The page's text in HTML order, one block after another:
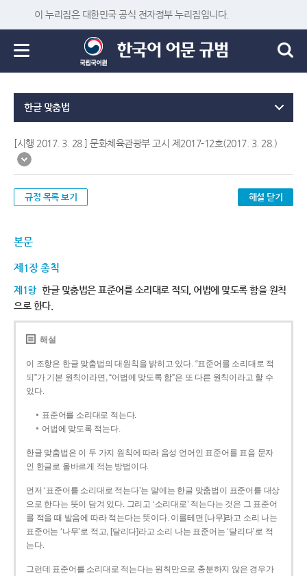
이 누리집은 대한민국 공식 전자정부 누리집입니다.
한글 맞춤법
[시행 2017. 3. 28.] 문화체육관광부 고시 제2017-12호(2017. 3. 28.)
규정 목록 보기 해설 닫기
본문
제1장 총칙
제1항 한글 맞춤법은 표준어를 소리대로 적되, 어법에 맞도록 함을 원칙
으로 한다.
해설
이 조항은 한글 맞춤법의 대원칙을 밝히고 있다. “표준어를 소리대로 적
되”가 기본 원칙이라면, “어법에 맞도록 함”은 또 다른 원칙이라고 할 수
있다.
표준어를 소리대로 적는다.
어법에 맞도록 적는다.
한글 맞춤법은 이 두 가지 원칙에 따라 음성 언어인 표준어를 표음 문자
인 한글로 올바르게 적는 방법이다.
먼저 ‘표준어를 소리대로 적는다’는 말에는 한글 맞춤법이 표준어를 대상
으로 한다는 뜻이 담겨 있다. 그리고 ‘소리대로’ 적는다는 것은 그 표준어
를 적을 때 발음에 따라 적는다는 뜻이다. 이를테면 [나무]라고 소리 나는
표준어는 ‘나무’로 적고, [달리다]라고 소리 나는 표준어는 ‘달리다’로 적
는다.
그런데 표준어를 소리대로 적는다는 원칙만으로 충분하지 않은 경우가